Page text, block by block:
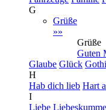
G
Grüße
»»
Grüße
Guten
Glaube Glück
H
Hab dich lieb Hart
I
Liebe